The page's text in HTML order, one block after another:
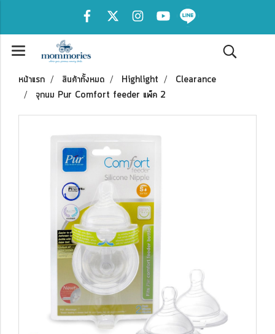
หน้าแรก สินค้าทั้งหมด Highlight
Clearance
จุกนม Pur Comfort feeder แพ็ค 2